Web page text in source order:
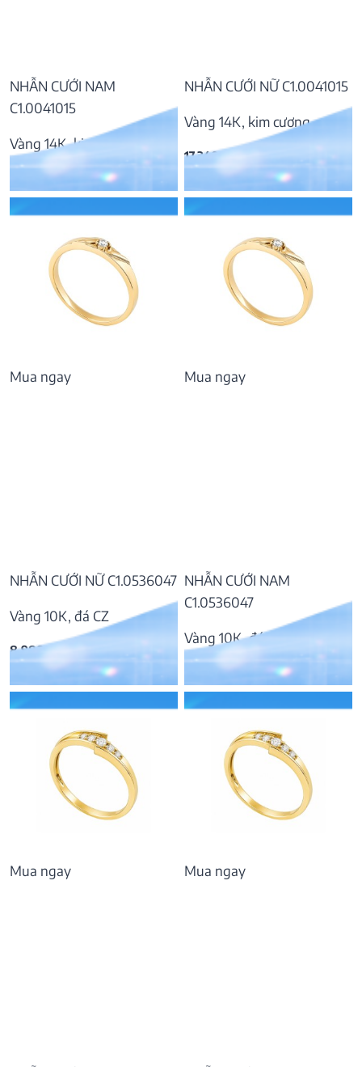
NHẪN CƯỚI NAM
C1.0041015
Vàng 14K, kim cương
22.968.000₫
NHẪN CƯỚI NỮ C1.0041015
Vàng 14K, kim cương
17.340.000
Mua ngay
NHẪN CƯỚI NỮ C1.0536047
Vàng 10K, đá CZ
8.988.000
Mua ngay
NHẪN CƯỚI NAM
C1.0536047
Vàng 10K, đá CZ
12.472.000₫
Mua ngay Mua ngay